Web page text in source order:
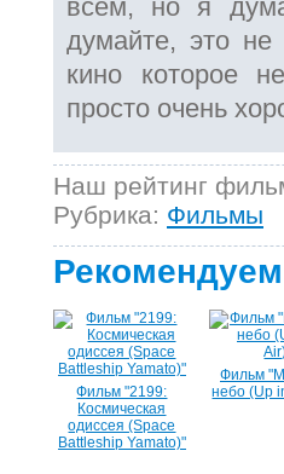
всем, но я
думайте, это
кино которое
просто очень
Наш рейтинг
Рубрика: Фильмы
Фильм "2199:
Космическая
одиссея (Space
Battleship Yamato)"
Фильм
небо (Up